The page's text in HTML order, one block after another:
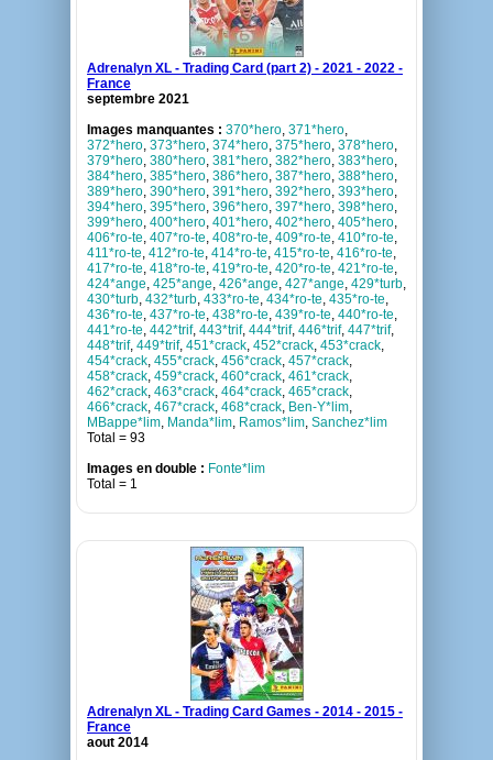
Adrenalyn XL - Trading Card (part 2) - 2021 - 2022 -
France
septembre 2021
Images manquantes : 370*hero, 371*hero,
372*hero, 373*hero, 374*hero, 375*hero, 378*hero,
379*hero, 380*hero, 381*hero, 382*hero, 383*hero,
384*hero, 385*hero, 386*hero, 387*hero, 388*hero,
389*hero, 390*hero, 391*hero, 392*hero, 393*hero,
394*hero, 395*hero, 396*hero, 397*hero, 398*hero,
399*hero, 400*hero, 401*hero, 402*hero, 405*hero,
406*ro-te, 407*ro-te, 408*ro-te, 409*ro-te, 410*ro-te,
411*ro-te, 412*ro-te, 414*ro-te, 415*ro-te, 416*ro-te,
417*ro-te, 418*ro-te, 419*ro-te, 420*ro-te, 421*ro-te,
424*ange, 425*ange, 426*ange, 427*ange, 429*turb,
430*turb, 432*turb, 433*ro-te, 434*ro-te, 435*ro-te,
436*ro-te, 437*ro-te, 438*ro-te, 439*ro-te, 440*ro-te,
441*ro-te, 442*trif, 443*trif, 444*trif, 446*trif, 447*trif,
448*trif, 449*trif, 451*crack, 452*crack, 453*crack,
454*crack, 455*crack, 456*crack, 457*crack,
458*crack, 459*crack, 460*crack, 461*crack,
462*crack, 463*crack, 464*crack, 465*crack,
466*crack, 467*crack, 468*crack, Ben-Y*lim,
MBappe*lim, Manda*lim, Ramos*lim, Sanchez*lim
Total = 93
Images en double : Fonte*lim
Total = 1
Adrenalyn XL - Trading Card Games - 2014 - 2015 -
France
aout 2014